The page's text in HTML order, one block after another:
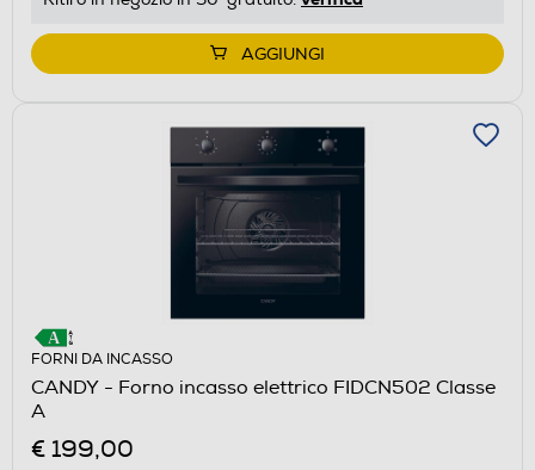
AGGIUNGI
FORNI DA INCASSO
CANDY - Forno incasso elettrico FIDCN502 Classe
A
€ 199,00